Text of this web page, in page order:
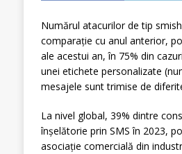
Numărul atacurilor de tip
comparație cu anul anterior,
ale acestui an, în 75% din
unei etichete personalizate
mesajele sunt trimise de
La nivel global, 39% dintre
înșelătorie prin SMS în 2023,
asociație comercială din